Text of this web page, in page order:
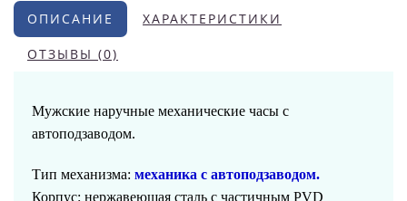
ОПИСАНИЕ ХАРАКТЕРИСТИКИ
ОТЗЫВЫ (0)
Мужские наручные механические часы с
автоподзаводом.
Тип механизма: механика с автоподзаводом.
Корпус: нержавеющая сталь с частичным PVD